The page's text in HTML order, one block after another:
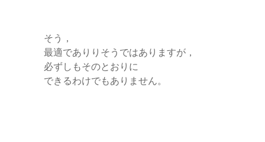
そう，
最適でありりそうではありますが，
必ずしもそのとおりに
できるわけでもありません。